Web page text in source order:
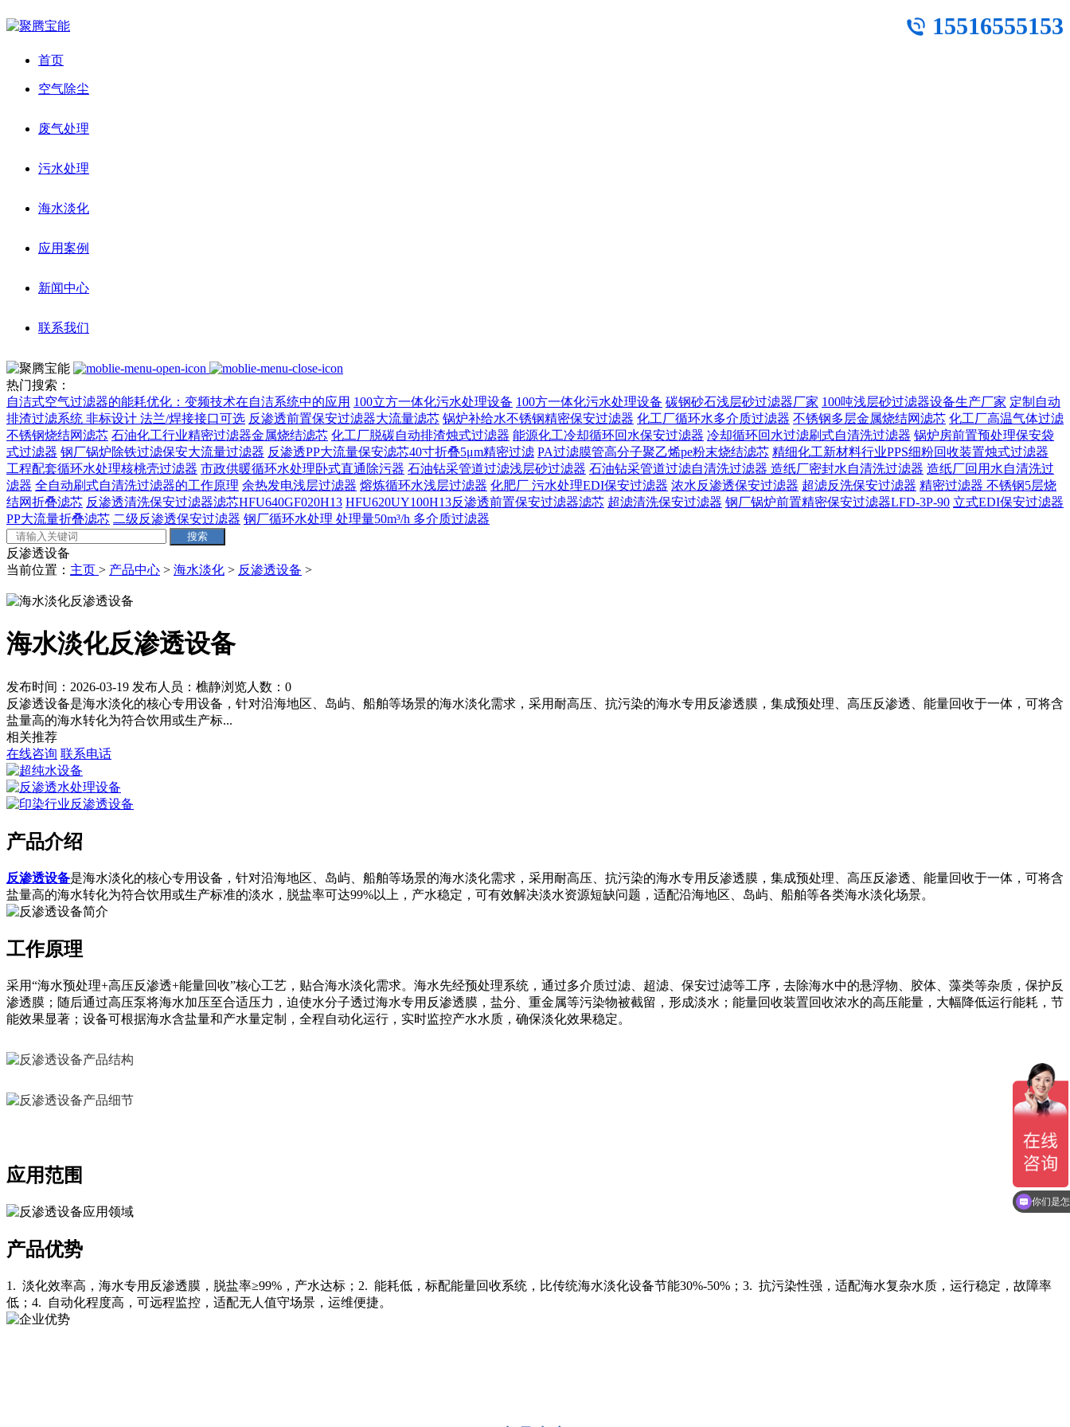
15516555153
首页
空气除尘
废气处理
污水处理
海水淡化
应用案例
新闻中心
联系我们
热门搜索：
自洁式空气过滤器的能耗优化：变频技术在自洁系统中的应用 100立方一体化污水处理设备 100方一体化污水处理设备 碳钢砂石浅层砂过滤器厂家 100吨浅层砂过滤器设备生产厂家 定制自动
排渣过滤系统 非标设计 法兰/焊接接口可选‌ 反渗透前置保安过滤器大流量滤芯 锅炉补给水不锈钢精密保安过滤器 化工厂循环水多介质过滤器 不锈钢多层金属烧结网滤芯 化工厂高温气体过滤
不锈钢烧结网滤芯 石油化工行业精密过滤器金属烧结滤芯 化工厂脱碳自动排渣烛式过滤器 能源化工冷却循环回水保安过滤器 冷却循环回水过滤刷式自清洗过滤器 锅炉房前置预处理保安袋
式过滤器 钢厂锅炉除铁过滤保安大流量过滤器 反渗透PP大流量保安滤芯40寸折叠5μm精密过滤 PA过滤膜管高分子聚乙烯pe粉末烧结滤芯 精细化工新材料行业PPS细粉回收装置烛式过滤器
工程配套循环水处理核桃壳过滤器 市政供暖循环水处理卧式直通除污器 石油钻采管道过滤浅层砂过滤器 石油钻采管道过滤自清洗过滤器 造纸厂密封水自清洗过滤器 造纸厂回用水自清洗过
滤器 全自动刷式自清洗过滤器的工作原理 余热发电浅层过滤器 熔炼循环水浅层过滤器 化肥厂 污水处理EDI保安过滤器 浓水反渗透保安过滤器 超滤反洗保安过滤器 精密过滤器 不锈钢5层烧
结网折叠滤芯 反渗透清洗保安过滤器滤芯HFU640GF020H13 HFU620UY100H13反渗透前置保安过滤器滤芯 超滤清洗保安过滤器 钢厂锅炉前置精密保安过滤器LFD-3P-90 立式EDI保安过滤器
PP大流量折叠滤芯 二级反渗透保安过滤器 钢厂循环水处理 处理量50m³/h 多介质过滤器
反渗透设备
当前位置： 主页 > 产品中心 > 海水淡化 > 反渗透设备 >
海水淡化反渗透设备
发布时间：2026-03-19 发布人员：樵静浏览人数： 0
反渗透设备是海水淡化的核心专用设备，针对沿海地区、岛屿、船舶等场景的海水淡化需求，采用耐高压、抗污染的海水专用反渗透膜，集成预处理、高压反渗透、能量回收于一体，可将含
盐量高的海水转化为符合饮用或生产标...
相关推荐
在线咨询 联系电话
产品介绍
反渗透设备是海水淡化的核心专用设备，针对沿海地区、岛屿、船舶等场景的海水淡化需求，采用耐高压、抗污染的海水专用反渗透膜，集成预处理、高压反渗透、能量回收于一体，可将含
盐量高的海水转化为符合饮用或生产标准的淡水，脱盐率可达99%以上，产水稳定，可有效解决淡水资源短缺问题，适配沿海地区、岛屿、船舶等各类海水淡化场景。
工作原理
采用“海水预处理+高压反渗透+能量回收”核心工艺，贴合海水淡化需求。海水先经预处理系统，通过多介质过滤、超滤、保安过滤等工序，去除海水中的悬浮物、胶体、藻类等杂质，保护反
渗透膜；随后通过高压泵将海水加压至合适压力，迫使水分子透过海水专用反渗透膜，盐分、重金属等污染物被截留，形成淡水；能量回收装置回收浓水的高压能量，大幅降低运行能耗，节
能效果显著；设备可根据海水含盐量和产水量定制，全程自动化运行，实时监控产水水质，确保淡化效果稳定。
应用范围
产品优势
1. 淡化效率高，海水专用反渗透膜，脱盐率≥99%，产水达标；2. 能耗低，标配能量回收系统，比传统海水淡化设备节能30%-50%；3. 抗污染性强，适配海水复杂水质，运行稳定，故障率
低；4. 自动化程度高，可远程监控，适配无人值守场景，运维便捷。
你们是